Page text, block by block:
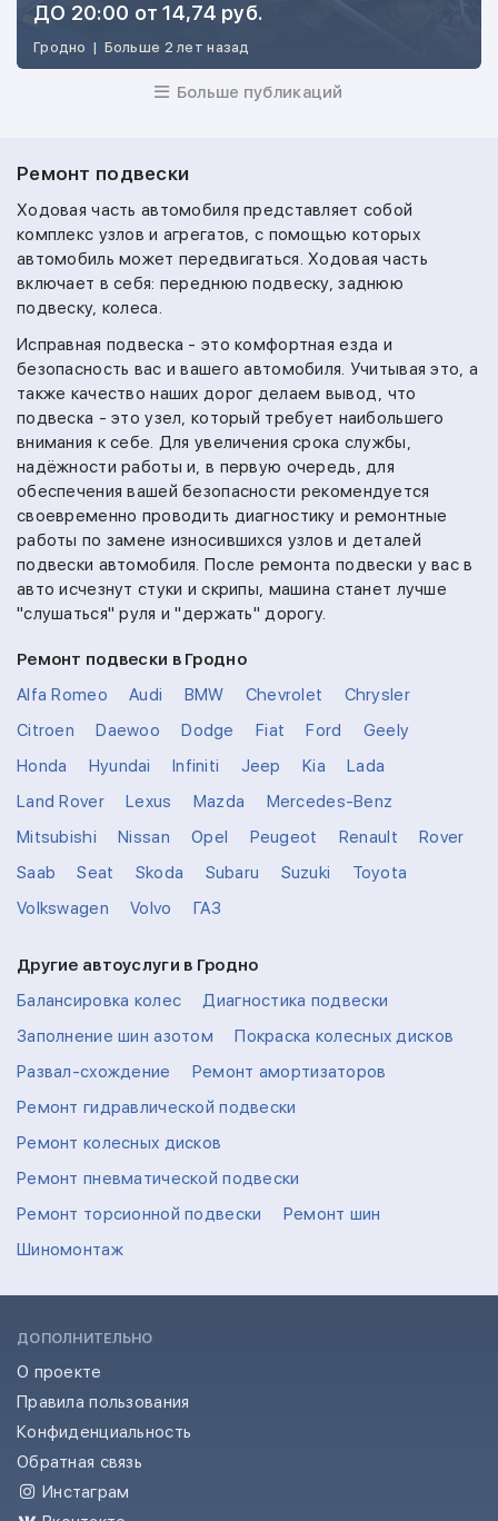
ДО 20:00 от 14,74 руб.
Гродно | Больше 2 лет назад
Больше публикаций
Ремонт подвески
Ходовая часть автомобиля представляет собой
комплекс узлов и агрегатов, с помощью которых
автомобиль может передвигаться. Ходовая часть
включает в себя: переднюю подвеску, заднюю
подвеску, колеса.
Исправная подвеска - это комфортная езда и
безопасность вас и вашего автомобиля. Учитывая это, а
также качество наших дорог делаем вывод, что
подвеска - это узел, который требует наибольшего
внимания к себе. Для увеличения срока службы,
надёжности работы и, в первую очередь, для
обеспечения вашей безопасности рекомендуется
своевременно проводить диагностику и ремонтные
работы по замене износившихся узлов и деталей
подвески автомобиля. После ремонта подвески у вас в
авто исчезнут стуки и скрипы, машина станет лучше
"слушаться" руля и "держать" дорогу.
Ремонт подвески в Гродно
Alfa Romeo
Audi BMW Chevrolet
Chrysler
Citroen
Daewoo Dodge Fiat Ford
Geely
Honda
Hyundai Infiniti Jeep Kia
Lada
Land Rover
Lexus Mazda
Mercedes-Benz
Mitsubishi
Nissan Opel Peugeot Renault
Rover
Saab
Seat Skoda Subaru Suzuki
Toyota
Volkswagen
Volvo ГАЗ
Другие автоуслуги в Гродно
Балансировка колес
Диагностика подвески
Заполнение шин азотом
Покраска колесных дисков
Развал-схождение
Ремонт амортизаторов
Ремонт гидравлической подвески
Ремонт колесных дисков
Ремонт пневматической подвески
Ремонт торсионной подвески
Ремонт шин
Шиномонтаж
ДОПОЛНИТЕЛЬНО
О проекте
Правила пользования
Конфиденциальность
Обратная связь
Инстаграм